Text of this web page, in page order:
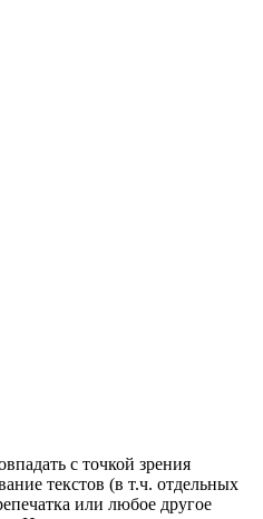
с точкой зрения
текстов (в т.ч. отдельных
или любое другое